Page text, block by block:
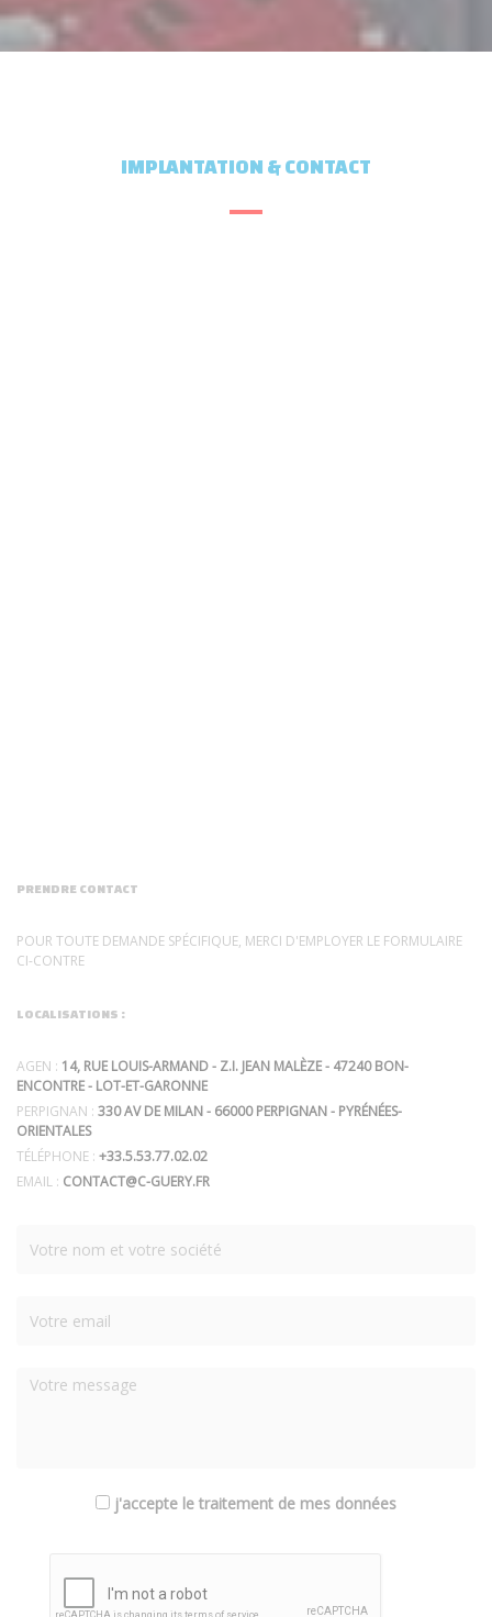
IMPLANTATION & CONTACT
PRENDRE CONTACT
POUR TOUTE DEMANDE SPÉCIFIQUE, MERCI D'EMPLOYER LE FORMULAIRE
CI-CONTRE
LOCALISATIONS :
AGEN : 14, RUE LOUIS-ARMAND - Z.I. JEAN MALÈZE - 47240 BON-
ENCONTRE - LOT-ET-GARONNE
PERPIGNAN : 330 AV DE MILAN - 66000 PERPIGNAN - PYRÉNÉES-
ORIENTALES
TÉLÉPHONE : +33.5.53.77.02.02
EMAIL : CONTACT@C-GUERY.FR
j'accepte le traitement de mes données